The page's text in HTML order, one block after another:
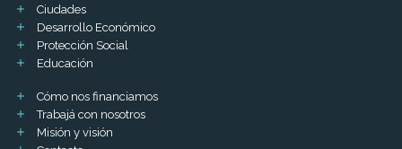
Ciudades
Desarrollo Económico
Protección Social
Educación
Cómo nos financiamos
Trabajá con nosotros
Misión y visión